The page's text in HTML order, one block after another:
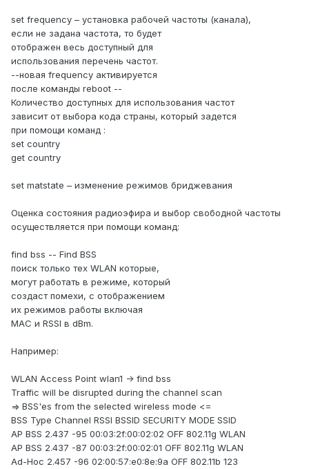
set frequency – установка рабочей частоты (канала),
если не задана частота, то будет
отображен весь доступный для
использования перечень частот.
--новая frequency активируется
после команды reboot --
Количество доступных для использования частот
зависит от выбора кода страны, который задется
при помощи команд :
set country
get country
set matstate – изменение режимов бриджевания
Оценка состояния радиоэфира и выбор свободной частоты
осуществляется при помощи команд:
find bss -- Find BSS
поиск только тех WLAN которые,
могут работать в режиме, который
создаст помехи, с отображением
их режимов работы включая
MAC и RSSI в dBm.
Например:
WLAN Access Point wlan1 -> find bss
Traffic will be disrupted during the channel scan
=> BSS'es from the selected wireless mode <=
BSS Type Channel RSSI BSSID SECURITY MODE SSID
AP BSS 2.437 -95 00:03:2f:00:02:02 OFF 802.11g WLAN
AP BSS 2.437 -87 00:03:2f:00:02:01 OFF 802.11g WLAN
Ad-Hoc 2.457 -96 02:00:57:e0:8e:9a OFF 802.11b 123